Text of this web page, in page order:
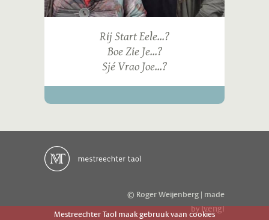
Rij Start Eele...?
Boe Zie Je...?
Sjé Vrao Joe...?
© Roger Weijenberg | made
byivengi
Mestreechter Taol maak gebruuk vaan cookies